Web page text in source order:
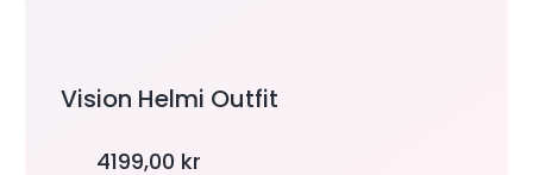
Vision Helmi Outfit
4199,00 kr